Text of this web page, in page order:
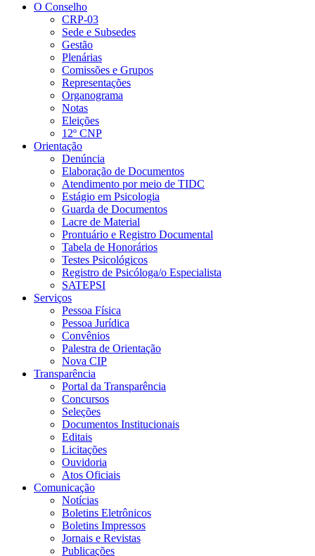
O Conselho
CRP-03
Sede e Subsedes
Gestão
Plenárias
Comissões e Grupos
Representações
Organograma
Notas
Eleições
12º CNP
Orientação
Denúncia
Elaboração de Documentos
Atendimento por meio de TIDC
Estágio em Psicologia
Guarda de Documentos
Lacre de Material
Prontuário e Registro Documental
Tabela de Honorários
Testes Psicológicos
Registro de Psicóloga/o Especialista
SATEPSI
Serviços
Pessoa Física
Pessoa Jurídica
Convênios
Palestra de Orientação
Nova CIP
Transparência
Portal da Transparência
Concursos
Seleções
Documentos Institucionais
Editais
Licitações
Ouvidoria
Atos Oficiais
Comunicação
Notícias
Boletins Eletrônicos
Boletins Impressos
Jornais e Revistas
Publicações